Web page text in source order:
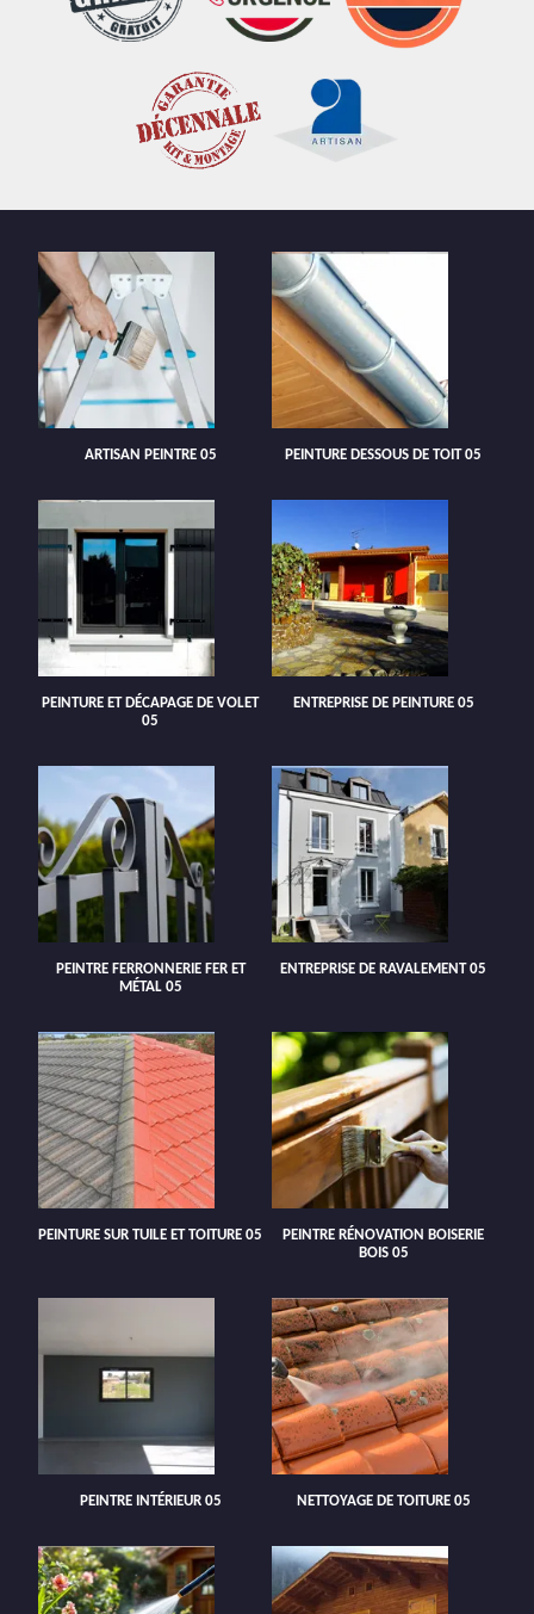
ARTISAN PEINTRE 05 PEINTURE DESSOUS DE TOIT 05
PEINTURE ET DÉCAPAGE DE VOLET
05
ENTREPRISE DE PEINTURE 05
PEINTRE FERRONNERIE FER ET
MÉTAL 05
ENTREPRISE DE RAVALEMENT 05
PEINTURE SUR TUILE ET TOITURE 05
PEINTRE RÉNOVATION BOISERIE
BOIS 05
PEINTRE INTÉRIEUR 05 NETTOYAGE DE TOITURE 05